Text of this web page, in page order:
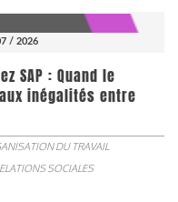
/ 2026
SAP : Quand le
inégalités entre
DU TRAVAIL
SOCIALES